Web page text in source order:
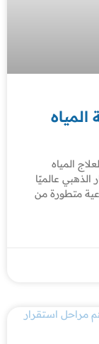
المياه
الذهبي عالميًا
متطورة من